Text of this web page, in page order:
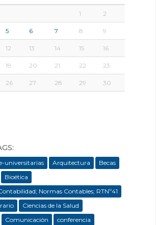
1 2
5 6 7 8 9
12 13 14 15 16
19 20 21 22 23
26 27 28 29 30
universitarias Arquitectura
Becas
Bioética
Normas Contables; RTNº41
Ciencias de la Salud
Comunicación
conferencia